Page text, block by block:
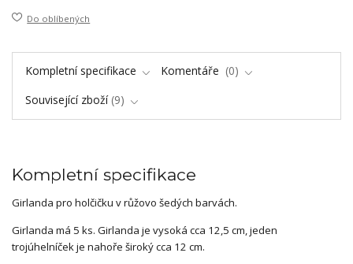
Do oblíbených
Kompletní specifikace Komentáře
0
Související zboží 9
Kompletní specifikace
Girlanda pro holčičku v růžovo šedých barvách.
Girlanda má 5 ks. Girlanda je vysoká cca 12,5 cm, jeden
trojúhelníček je nahoře široký cca 12 cm.